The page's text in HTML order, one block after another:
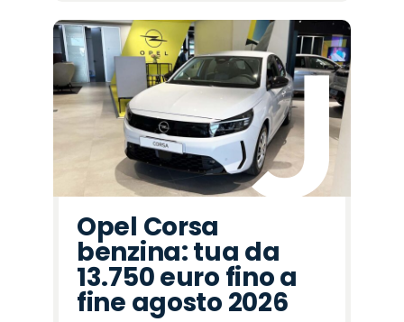
Opel Corsa
benzina: tua da
13.750 euro fino a
fine agosto 2026